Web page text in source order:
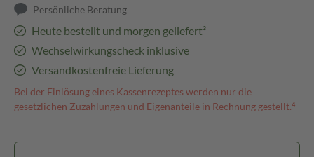
Persönliche Beratung
Heute bestellt und morgen geliefert³
Wechselwirkungscheck inklusive
Versandkostenfreie Lieferung
Bei der Einlösung eines Kassenrezeptes werden nur die
gesetzlichen Zuzahlungen und Eigenanteile in Rechnung gestellt.⁴